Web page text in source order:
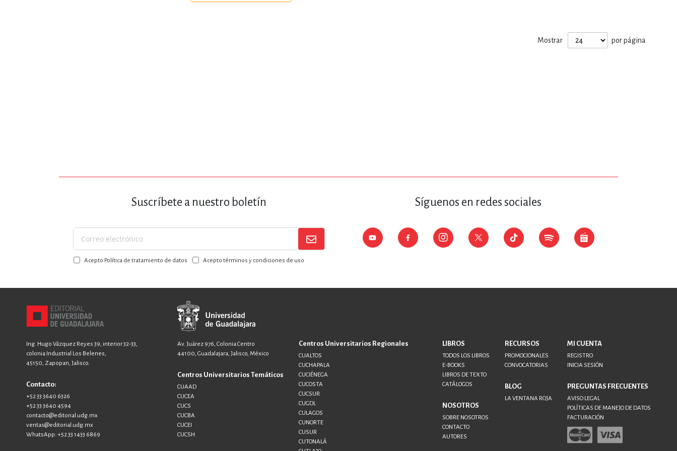
TECNOLOGÍA, INGENIERÍA, AGRICULTURA
Mostrar por página
Suscríbete a nuestro boletín
Suscríbase
a
nuestroAcepto Política de tratamiento de datos Acepto términos y condiciones de uso
Síguenos en redes sociales
Ing. Hugo Vázquez Reyes 39, interior 32-33,
colonia Industrial Los Belenes,
45150, Zapopan, Jalisco.
Contacto:
+52 33 3640 6326
+52 33 3640 4594
contacto@editorial.udg.mx
ventas@editorial.udg.mx
WhatsApp: +52 33 1433 6869
Av. Juárez 976, Colonia Centro
44100, Guadalajara, Jalisco, México
Centros Universitarios Temáticos
CUAAD
CUCEA
CUCS
CUCBA
CUCEI
CUCSH
Centros Universitarios Regionales
CUALTOS
CUCHAPALA
CUCIÉNEGA
CUCOSTA
CUCSUR
CUGDL
CULAGOS
CUNORTE
CUSUR
CUTONALÁ
LIBROS
TODOS LOS LIBROS
E-BOOKS
LIBROS DE TEXTO
CATÁLOGOS
NOSOTROS
SOBRE NOSOTROS
CONTACTO
AUTORES
RECURSOS
PROMOCIONALES
CONVOCATORIAS
BLOG
LA VENTANA ROJA
MI CUENTA
REGISTRO
INICIA SESIÓN
PREGUNTAS FRECUENTES
AVISO LEGAL
POLÍTICAS DE MANEJO DE DATOS
FACTURACIÓN